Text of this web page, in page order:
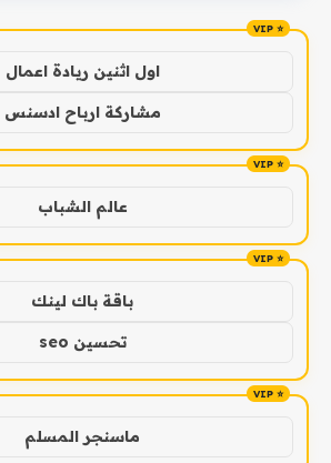
اول اثنين ريادة اعمال
مشاركة ارباح ادسنس
عالم الشباب
باقة باك لينك
تحسين seo
ماسنجر المسلم